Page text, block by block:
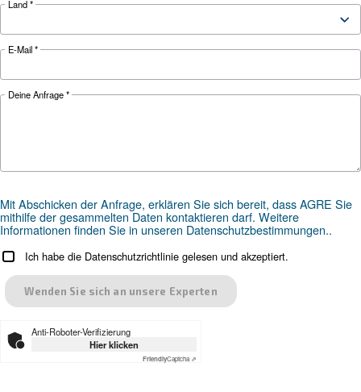
Kälte kann sich auf Ihren Kompressor und Ihr
Druckluftsystem auswirken. Erfahren Sie, wie
Kompressoren auf die Wintersaison
Suchen Sie das richtige
Ihre Anwendung?